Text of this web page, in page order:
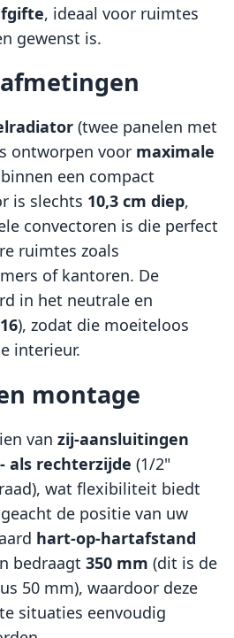
, ideaal voor ruimtes
gewenst is.
(twee panelen met
ontworpen voor maximale
binnen een compact
is slechts 10,3 cm diep,
convectoren is die perfect
ruimtes zoals
of kantoren. De
in het neutrale en
), zodat die moeiteloos
interieur.
montage
van zij-aansluitingen
als rechterzijde (1/2"
wat flexibiliteit biedt
de positie van uw
hart-op-hartafstand
bedraagt 350 mm (dit is de
50 mm), waardoor deze
situaties eenvoudig